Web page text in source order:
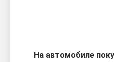
На автомобиле